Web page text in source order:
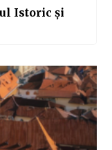
Istoric și